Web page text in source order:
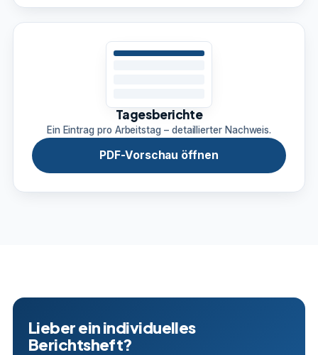
Tagesberichte
Ein Eintrag pro Arbeitstag – detaillierter Nachweis.
PDF-Vorschau öffnen
Lieber ein individuelles
Berichtsheft?